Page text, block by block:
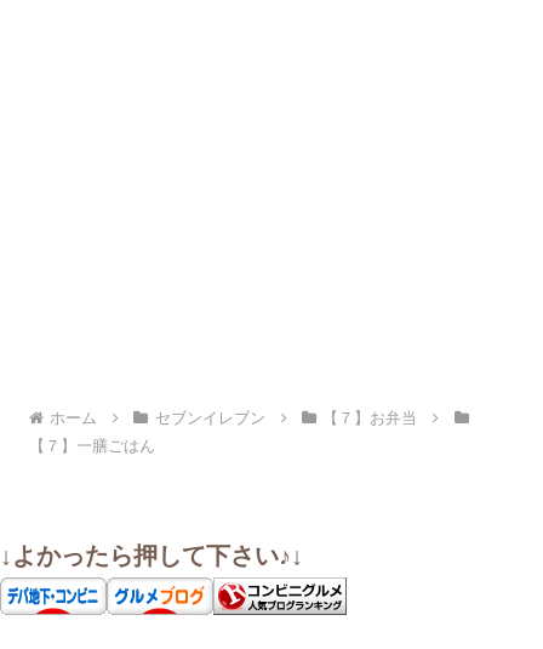
ホーム セブンイレブン
【７】お弁当
【７】一膳ごはん
↓よかったら押して下さい♪↓